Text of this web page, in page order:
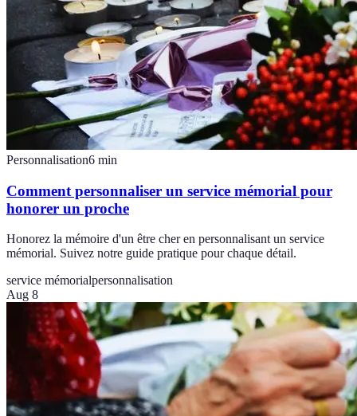
Personnalisation6 min
Comment personnaliser un service mémorial pour
honorer un proche
Honorez la mémoire d'un être cher en personnalisant un service
mémorial. Suivez notre guide pratique pour chaque détail.
service mémorialpersonnalisation
Aug 8